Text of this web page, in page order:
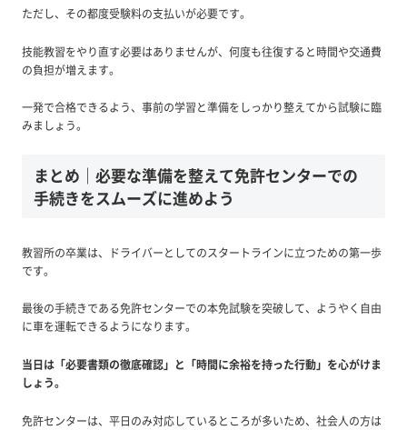
ただし、その都度受験料の支払いが必要です。
技能教習をやり直す必要はありませんが、何度も往復すると時間や交通費
の負担が増えます。
一発で合格できるよう、事前の学習と準備をしっかり整えてから試験に臨
みましょう。
まとめ｜必要な準備を整えて免許センターでの
手続きをスムーズに進めよう
教習所の卒業は、ドライバーとしてのスタートラインに立つための第一歩
です。
最後の手続きである免許センターでの本免試験を突破して、ようやく自由
に車を運転できるようになります。
当日は「必要書類の徹底確認」と「時間に余裕を持った行動」を心がけま
しょう。
免許センターは、平日のみ対応しているところが多いため、社会人の方は